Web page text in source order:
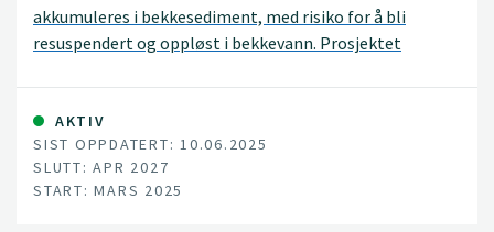
akkumuleres i bekkesediment, med risiko for å bli
resuspendert og oppløst i bekkevann. Prosjektet
komplett bilde av miljøbelastningen fra
plantevernmidler i bekkesystemet, eller om
sedimentprøver også bør inkluderes.
AKTIV
SIST OPPDATERT: 10.06.2025
SLUTT: APR 2027
START: MARS 2025